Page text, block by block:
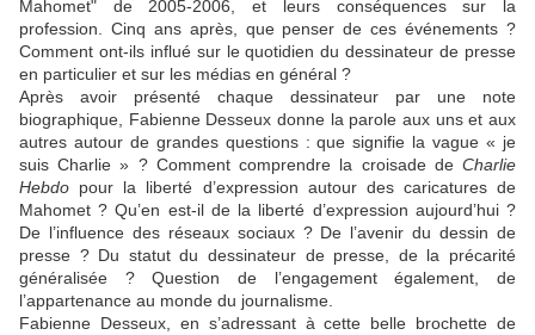
Mahomet" de 2005-2006, et leurs conséquences sur la
profession. Cinq ans après, que penser de ces événements ?
Comment ont-ils influé sur le quotidien du dessinateur de presse
en particulier et sur les médias en général ?
Après avoir présenté chaque dessinateur par une note
biographique, Fabienne Desseux donne la parole aux uns et aux
autres autour de grandes questions : que signifie la vague « je
suis Charlie » ? Comment comprendre la croisade de Charlie
Hebdo pour la liberté d’expression autour des caricatures de
Mahomet ? Qu’en est-il de la liberté d’expression aujourd’hui ?
De l’influence des réseaux sociaux ? De l’avenir du dessin de
presse ? Du statut du dessinateur de presse, de la précarité
généralisée ? Question de l’engagement également, de
l’appartenance au monde du journalisme.
Fabienne Desseux, en s’adressant à cette belle brochette de